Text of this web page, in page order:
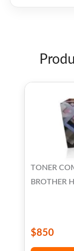
TONER
BROTHER
$850